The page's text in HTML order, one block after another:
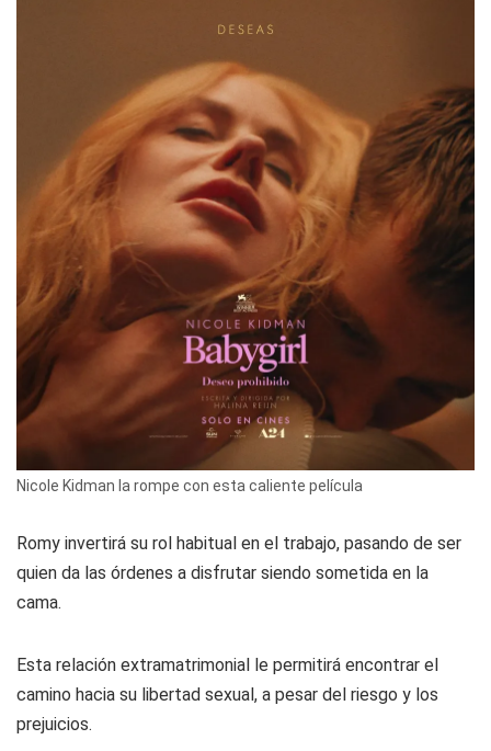
Nicole Kidman la rompe con esta caliente película
Romy invertirá su rol habitual en el trabajo, pasando de ser
quien da las órdenes a disfrutar siendo sometida en la
cama.
Esta relación extramatrimonial le permitirá encontrar el
camino hacia su libertad sexual, a pesar del riesgo y los
prejuicios.